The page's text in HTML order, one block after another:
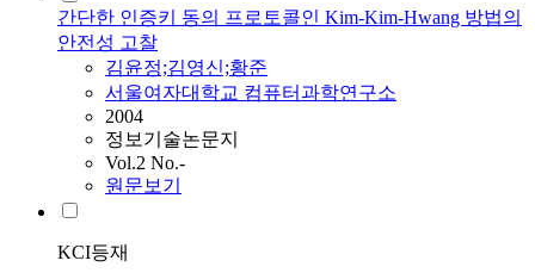
간단한 인증키 동의 프로토콜인 Kim-Kim-Hwang 방법의
안전성 고찰
김윤정;김영신;황준
서울여자대학교 컴퓨터과학연구소
2004
정보기술논문지
Vol.2 No.-
원문보기
KCI등재